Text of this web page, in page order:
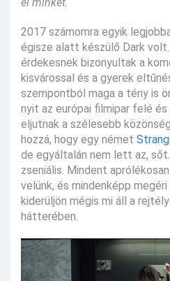
el minket.
2017 számomra egyik
égisze alatt készülő Dark
érdekesnek bizonyultak a
kisvárossal és a gyerek
szempontból maga a tény is
nyit az európai filmipar felé
eljutnak a szélesebb
hozzá, hogy egy német
de egyáltalán nem lett az,
zseniális. Mindent
velünk, és mindenképp
kiderüljön mégis mi áll a
hátterében.